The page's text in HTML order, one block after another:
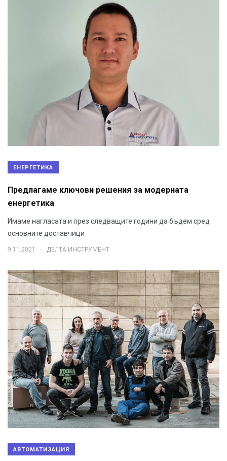
ЕНЕРГЕТИКА
Предлагаме ключови решения за модерната
енергетика
Имаме нагласата и през следващите години да бъдем сред
основните доставчици
9.11.2021 . ДЕЛТА ИНСТРУМЕНТ
АВТОМАТИЗАЦИЯ